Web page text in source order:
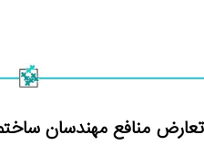
منافع مهندسان